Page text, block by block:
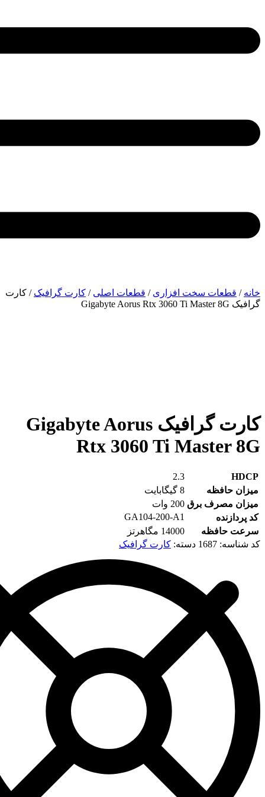
سخت افزاری/قطعات اصلی/کارت گرافیک / کارت
کارت گرافیک Gigabyte Aorus
Rtx 3060 Ti
8 گیگابایت
برق 200 وات
GA104-200-A1
14000 مگاهرتز
1687 دسته: کارت گرافیک